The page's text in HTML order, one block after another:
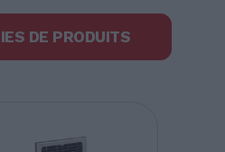
DE PRODUITS